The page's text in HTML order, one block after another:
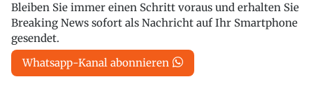
Bleiben Sie immer einen Schritt voraus und erhalten Sie
Breaking News sofort als Nachricht auf Ihr Smartphone
gesendet.
Whatsapp-Kanal abonnieren